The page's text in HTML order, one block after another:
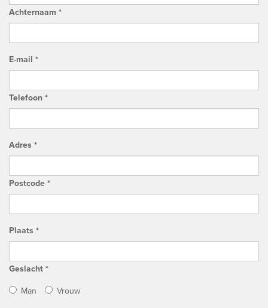
Achternaam *
E-mail *
Telefoon *
Adres *
Postcode *
Plaats *
Geslacht *
Man Vrouw